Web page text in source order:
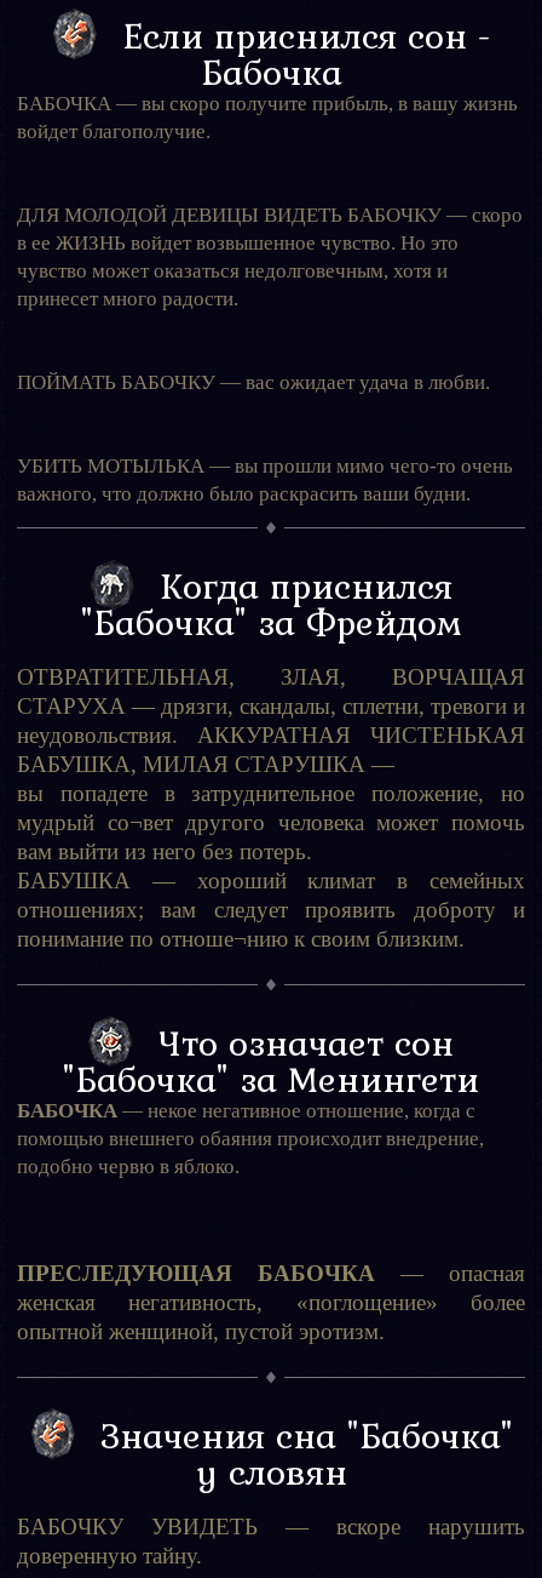
Если приснился сон -
Бабочка
БАБОЧКА — вы скоро получите прибыль, в вашу жизнь
войдет благополучие.
ДЛЯ МОЛОДОЙ ДЕВИЦЫ ВИДЕТЬ БАБОЧКУ — скоро
в ее ЖИЗНЬ войдет возвышенное чувство. Но это
чувство может оказаться недолговечным, хотя и
принесет много радости.
ПОЙМАТЬ БАБОЧКУ — вас ожидает удача в любви.
УБИТЬ МОТЫЛЬКА — вы прошли мимо чего-то очень
важного, что должно было раскрасить ваши будни.
Когда приснился
"Бабочка" за Фрейдом
ОТВРАТИТЕЛЬНАЯ, ЗЛАЯ, ВОРЧАЩАЯ
СТАРУХА — дрязги, скандалы, сплетни, тревоги и
неудовольствия. АККУРАТНАЯ ЧИСТЕНЬКАЯ
БАБУШКА, МИЛАЯ СТАРУШКА —
вы попадете в затруднительное положение, но
мудрый со¬вет другого человека может помочь
вам выйти из него без потерь.
БАБУШКА — хороший климат в семейных
отношениях; вам следует проявить доброту и
понимание по отноше¬нию к своим близким.
Что означает сон
"Бабочка" за Менингети
БАБОЧКА — некое негативное отношение, когда с
помо­щью внешнего обаяния происходит внедрение,
подобно червю в яблоко.
ПРЕСЛЕДУЮЩАЯ БАБОЧКА — опасная
женская негативность, «поглощение» более
опытной женщиной, пустой эротизм.
Значения сна "Бабочка"
у словян
БАБОЧКУ УВИДЕТЬ — вскоре нарушить
доверенную тайну.